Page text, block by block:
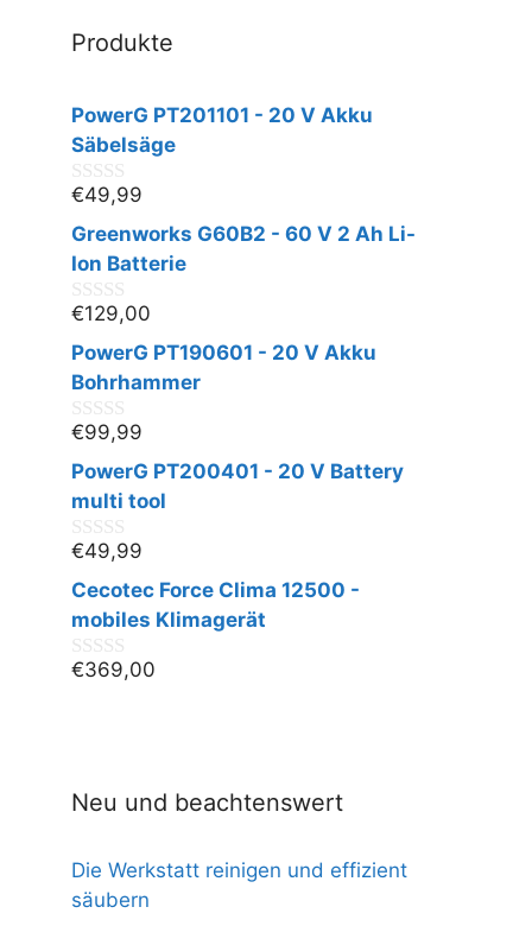
Produkte
PowerG PT201101 - 20 V Akku
Säbelsäge
0
v
o
n
€49,99
Greenworks G60B2 - 60 V 2 Ah Li-
Ion Batterie
0
v
o
n
€129,00
PowerG PT190601 - 20 V Akku
Bohrhammer
0
v
o
n
€99,99
PowerG PT200401 - 20 V Battery
multi tool
0
v
o
n
€49,99
Cecotec Force Clima 12500 -
mobiles Klimagerät
0
€369,00
Neu und beachtenswert
Die Werkstatt reinigen und effizient
säubern